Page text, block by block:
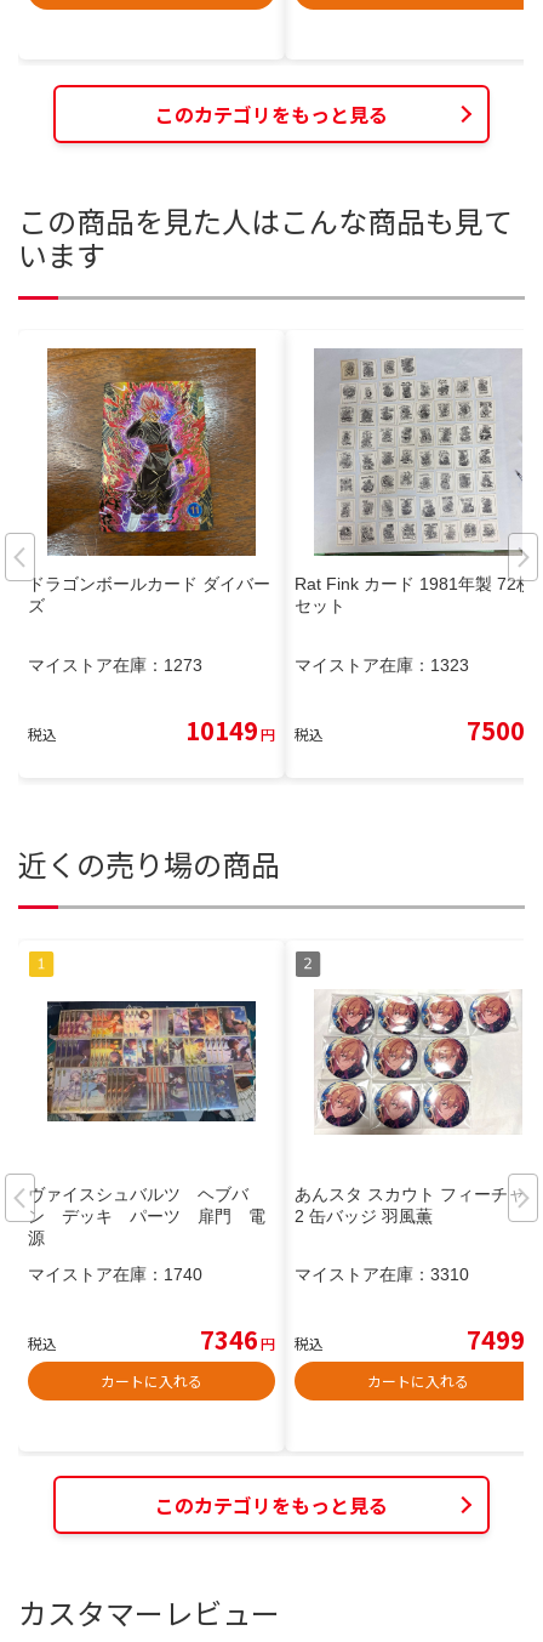
このカテゴリをもっと見る
この商品を見た人はこんな商品も見て
います
ドラゴンボールカード ダイバー
ズ
マイストア在庫： 1273
税込 10149円
Rat Fink カード 1981年製 72枚
セット
マイストア在庫： 1323
税込 7500
近くの売り場の商品
ヴァイスシュバルツ ヘブバ
ン デッキ パーツ 扉門 電
源
マイストア在庫： 1740
税込 7346円
カートに入れる
あんスタ スカウト フィーチャー
2 缶バッジ 羽風薫
マイストア在庫： 3310
税込 7499
カートに入れる
このカテゴリをもっと見る
カスタマーレビュー